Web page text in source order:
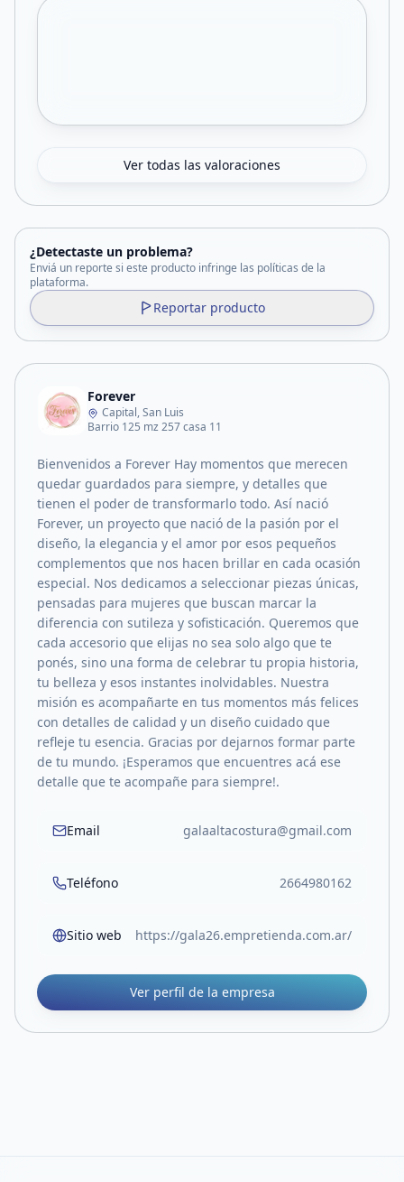
Ver todas las valoraciones
¿Detectaste un problema?
Enviá un reporte si este producto infringe las políticas de la
plataforma.
Reportar producto
Forever
Capital, San Luis
Barrio 125 mz 257 casa 11
Bienvenidos a Forever Hay momentos que merecen
quedar guardados para siempre, y detalles que
tienen el poder de transformarlo todo. Así nació
Forever, un proyecto que nació de la pasión por el
diseño, la elegancia y el amor por esos pequeños
complementos que nos hacen brillar en cada ocasión
especial. Nos dedicamos a seleccionar piezas únicas,
pensadas para mujeres que buscan marcar la
diferencia con sutileza y sofisticación. Queremos que
cada accesorio que elijas no sea solo algo que te
ponés, sino una forma de celebrar tu propia historia,
tu belleza y esos instantes inolvidables. Nuestra
misión es acompañarte en tus momentos más felices
con detalles de calidad y un diseño cuidado que
refleje tu esencia. Gracias por dejarnos formar parte
de tu mundo. ¡Esperamos que encuentres acá ese
detalle que te acompañe para siempre!.
Email galaaltacostura@gmail.com
Teléfono 2664980162
Sitio web https://gala26.empretienda.com.ar/
Ver perfil de la empresa